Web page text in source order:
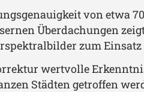
von etwa 70
Überdachungen
zum Einsatz
wertvolle
Städten getroffen